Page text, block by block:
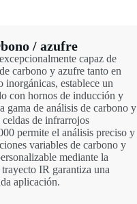
/ azufre
capaz de
carbono y azufre tanto en
inorgánicas, establece un
con hornos de inducción y
gama de análisis de carbono y
de infrarrojos
permite el análisis preciso y
variables de carbono y
mediante la
IR garantiza una
aplicación.